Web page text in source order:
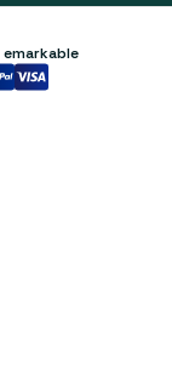
emarkable